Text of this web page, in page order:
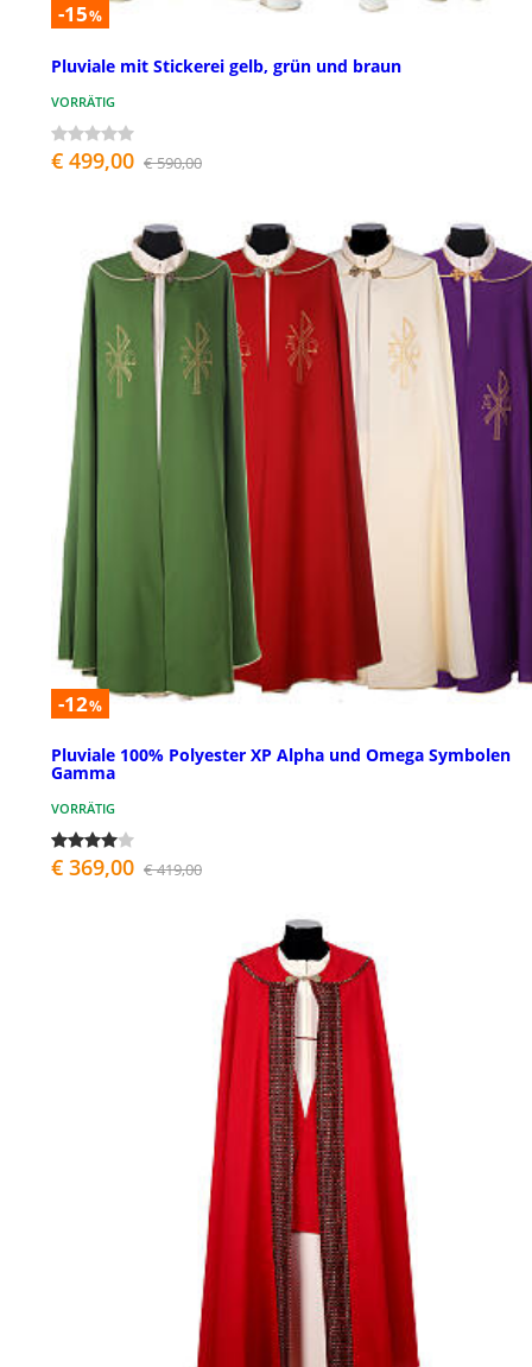
-15%
Pluviale mit Stickerei gelb, grün und braun
VORRÄTIG
€ 499,00 € 590,00
-12%
Pluviale 100% Polyester XP Alpha und Omega Symbolen
Gamma
VORRÄTIG
€ 369,00 € 419,00